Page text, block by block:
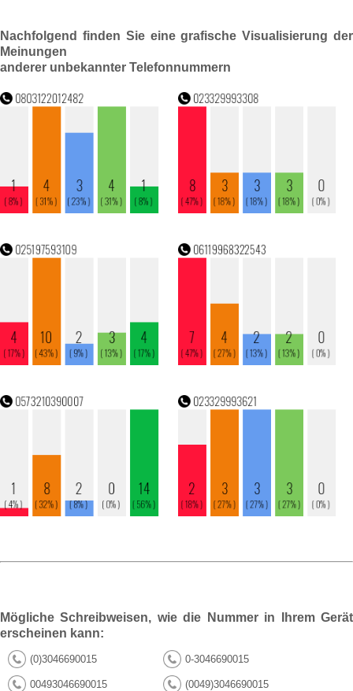
Nachfolgend finden Sie eine grafische Visualisierung der
Meinungen
anderer unbekannter Telefonnummern
Mögliche Schreibweisen, wie die Nummer in Ihrem Gerät
erscheinen kann:
(0)3046690015 0-3046690015
00493046690015 (0049)3046690015